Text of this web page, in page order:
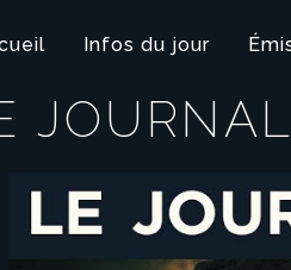
des cookies
Infos du jour
JOURNAL